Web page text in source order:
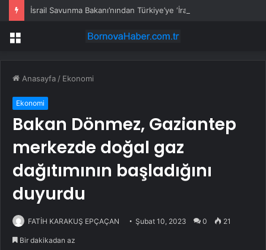
Menü
Anasayfa / Ekonomi
Ekonomi
Bakan Dönmez, Gaziantep
merkezde doğal gaz
dağıtımının başladığını
duyurdu
FATİH KARAKUŞ EPÇAÇAN Şubat 10, 2023 0 21
Bir dakikadan az